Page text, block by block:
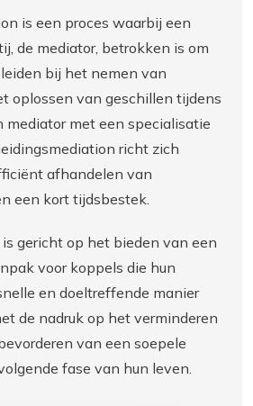
is een proces waarbij een
de mediator, betrokken is om
bij het nemen van
oplossen van geschillen tijdens
mediator met een specialisatie
richt zich
afhandelen van
een kort tijdsbestek.
gericht op het bieden van een
voor koppels die hun
en doeltreffende manier
de nadruk op het verminderen
van een soepele
fase van hun leven.